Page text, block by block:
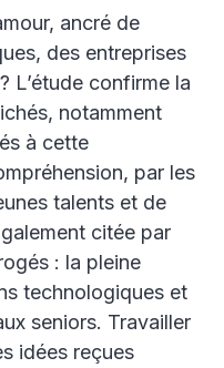
ancré de
des entreprises
L’étude confirme la
notamment
à cette
par les
talents et de
citée par
: la pleine
technologiques et
seniors. Travailler
idées reçues